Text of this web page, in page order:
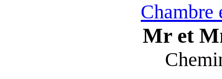
Chambre
Mr et